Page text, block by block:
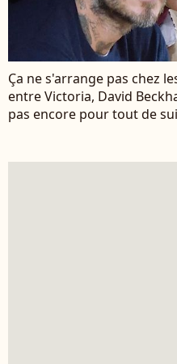
Ça ne s'arrange pas chez
entre Victoria, David
pas encore pour tout de